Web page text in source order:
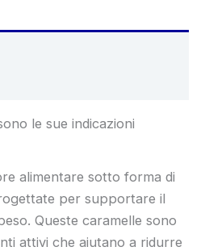
le sue indicazioni
alimentare sotto forma di
per supportare il
Queste caramelle sono
attivi che aiutano a ridurre